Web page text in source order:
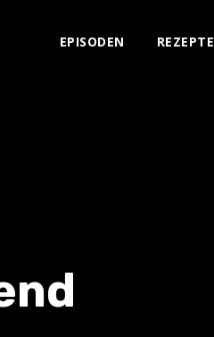
EPISODEN REZEPTE